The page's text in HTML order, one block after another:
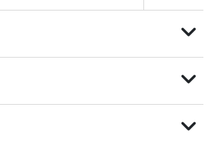
expand_more
expand_more
expand_more